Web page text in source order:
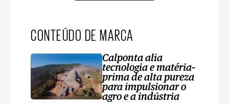
CONTEÚDO DE MARCA
Calponta alia
tecnologia e matéria-
prima de alta pureza
para impulsionar o
agro e a indústria